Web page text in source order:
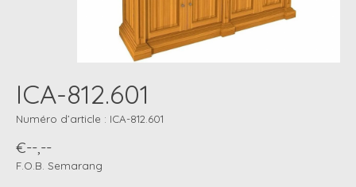
ICA-812.601
Numéro d’article : ICA-812.601
€--,--
F.O.B. Semarang